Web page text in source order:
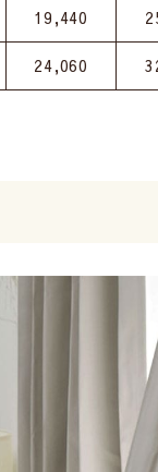
19,440
24,060